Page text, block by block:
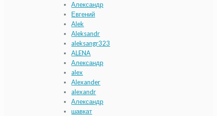
Александр
Евгений
Alek
Aleksandr
aleksangr323
ALENA
Александр
alex
Alexander
alexandr
Александр
шавкат